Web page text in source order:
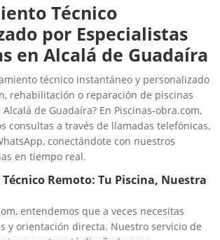
Técnico
por Especialistas
en Alcalá de Guadaíra
técnico instantáneo y personalizado
rehabilitación o reparación de piscinas
de Guadaíra? En Piscinas-obra.com,
consultas a través de llamadas telefónicas,
conectándote con nuestros
en tiempo real.
Remoto: Tu Piscina, Nuestra
entendemos que a veces necesitas
y orientación directa. Nuestro servicio de